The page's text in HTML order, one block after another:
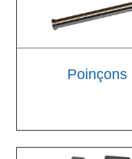
Poinçons